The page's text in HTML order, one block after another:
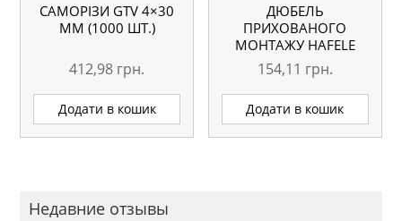
САМОРІЗИ GTV 4×30
ММ (1000 ШТ.)
412,98 грн.
Додати в кошик
ДЮБЕЛЬ
ПРИХОВАНОГО
МОНТАЖУ HAFELE
154,11 грн.
Додати в кошик
Недавние отзывы